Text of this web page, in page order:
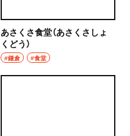
あさくさ食堂（あさくさしょ
くどう）
#鎌倉 #食堂